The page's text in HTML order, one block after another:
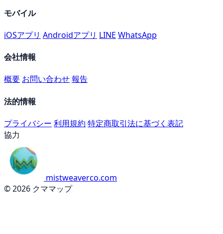
モバイル
iOSアプリ Androidアプリ LINE WhatsApp
会社情報
概要 お問い合わせ報告
法的情報
プライバシー 利用規約 特定商取引法に基づく表記
協力
mistweaverco.com
© 2026 クママップ